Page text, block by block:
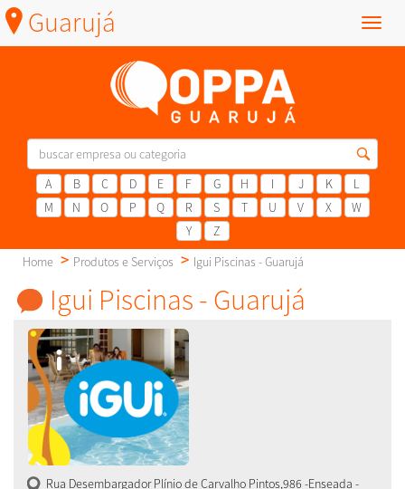
Menu
Guarujá
A B C D E F G H I J K
L
M
N O P Q R S T U V X
W
Y
Z
Home
Produtos e Serviços Igui Piscinas - Guarujá
Igui Piscinas - Guarujá
Rua Desembargador Plínio de Carvalho Pintos,986 -Enseada -